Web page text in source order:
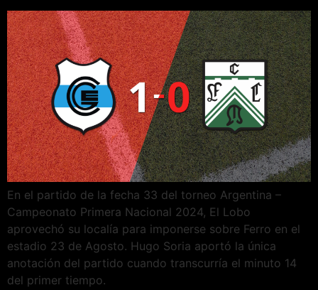
En el partido de la fecha 33 del torneo Argentina –
Campeonato Primera Nacional 2024, El Lobo
aprovechó su localía para imponerse sobre Ferro en el
estadio 23 de Agosto. Hugo Soria aportó la única
anotación del partido cuando transcurría el minuto 14
del primer tiempo.